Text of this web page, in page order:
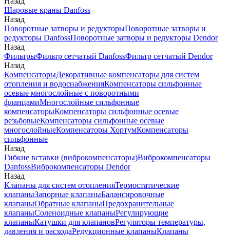
Шаровые краны Danfoss
Назад
Поворотные затворы и редукторыПоворотные затворы и
редукторы DanfossПоворотные затворы и редукторы Dendor
Назад
ФильтрыФильтр сетчатый DanfossФильтр сетчатый Dendor
Назад
КомпенсаторыДекоративные компенсаторы для систем
отопления и водоснабженияКомпенсаторы сильфонные
осевые многослойные с поворотными
фланцамиМногослойные сильфонные
компенсаторыКомпенсаторы сильфонные осевые
резьбовыеКомпенсаторы сильфонные осевые
многослойныеКомпенсаторы ХортумКомпенсаторы
сильфонные
Назад
Гибкие вставки (виброкомпенсаторы)Виброкомпенсаторы
DanfossВиброкомпенсаторы Dendor
Назад
Клапаны для систем отопленияТермостатические
клапаныЗапорные клапаныБалансировочные
клапаныОбратные клапаныПредохранительные
клапаныСоленоидные клапаныРегулирующие
клапаныКатушки для клапановРегуляторы температуры,
давления и расходаРедукционные клапаныКлапаны